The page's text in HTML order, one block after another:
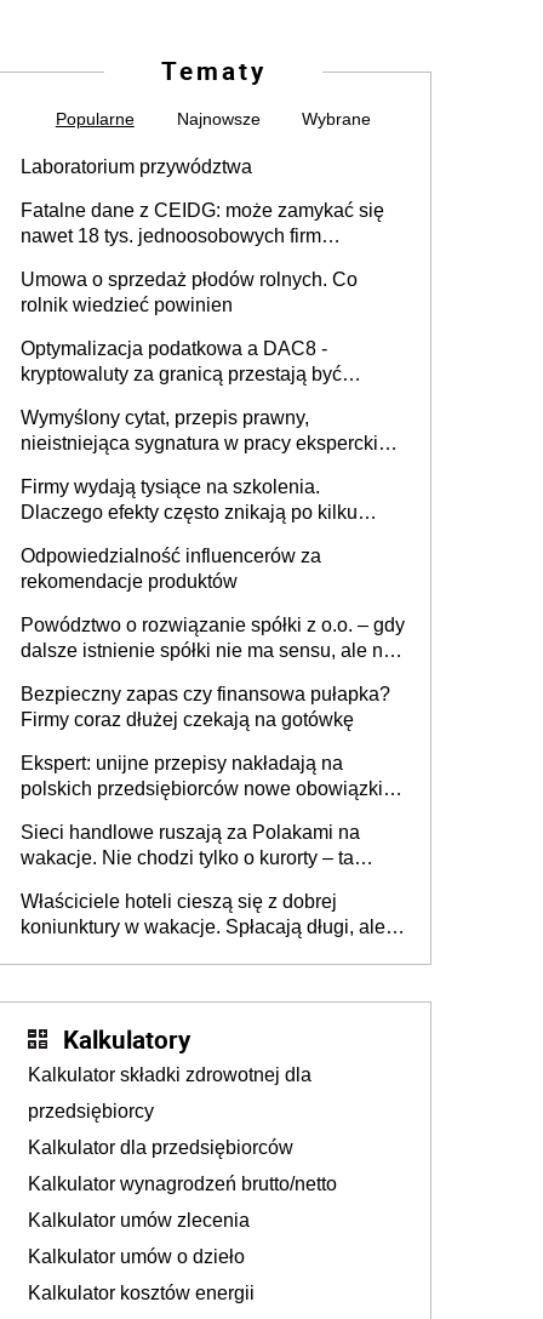
Tematy
Popularne Najnowsze Wybrane
Laboratorium przywództwa
Fatalne dane z CEIDG: może zamykać się
nawet 18 tys. jednoosobowych firm
Umowa o sprzedaż płodów rolnych. Co
rolnik wiedzieć powinien
Optymalizacja podatkowa a DAC8 -
kryptowaluty za granicą przestają być
Wymyślony cytat, przepis prawny,
nieistniejąca sygnatura w pracy eksperckiej -
firmie
Firmy wydają tysiące na szkolenia.
Dlaczego efekty często znikają po kilku
Odpowiedzialność influencerów za
rekomendacje produktów
Powództwo o rozwiązanie spółki z o.o. – gdy
dalsze istnienie spółki nie ma sensu, ale nie
Bezpieczny zapas czy finansowa pułapka?
Firmy coraz dłużej czekają na gotówkę
Ekspert: unijne przepisy nakładają na
polskich przedsiębiorców nowe obowiązki w
Sieci handlowe ruszają za Polakami na
wakacje. Nie chodzi tylko o kurorty – ta
tam, gdzie wielu spędzi urlop po cichu
Właściciele hoteli cieszą się z dobrej
koniunktury w wakacje. Spłacają długi, ale
Kalkulatory
Kalkulator składki zdrowotnej dla
przedsiębiorcy
Kalkulator dla przedsiębiorców
Kalkulator wynagrodzeń brutto/netto
Kalkulator umów zlecenia
Kalkulator umów o dzieło
Kalkulator kosztów energii